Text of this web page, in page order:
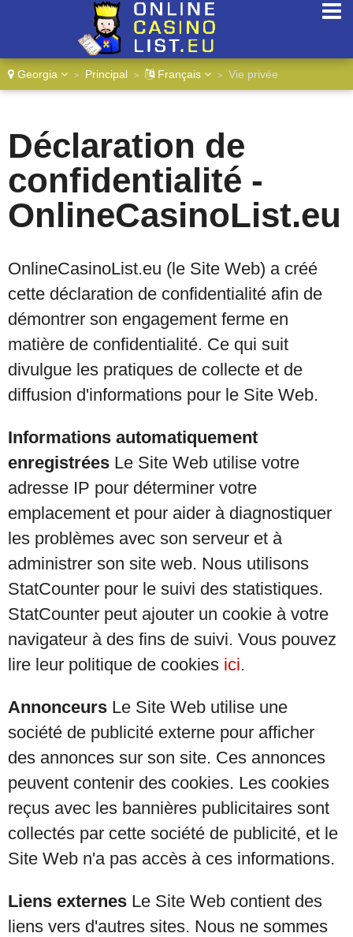
Georgia > Principal > Français > Vie privée
Déclaration de
confidentialité -
OnlineCasinoList.eu
OnlineCasinoList.eu (le Site Web) a créé
cette déclaration de confidentialité afin de
démontrer son engagement ferme en
matière de confidentialité. Ce qui suit
divulgue les pratiques de collecte et de
diffusion d'informations pour le Site Web.
Informations automatiquement
enregistrées Le Site Web utilise votre
adresse IP pour déterminer votre
emplacement et pour aider à diagnostiquer
les problèmes avec son serveur et à
administrer son site web. Nous utilisons
StatCounter pour le suivi des statistiques.
StatCounter peut ajouter un cookie à votre
navigateur à des fins de suivi. Vous pouvez
lire leur politique de cookies ici.
Annonceurs Le Site Web utilise une
société de publicité externe pour afficher
des annonces sur son site. Ces annonces
peuvent contenir des cookies. Les cookies
reçus avec les bannières publicitaires sont
collectés par cette société de publicité, et le
Site Web n'a pas accès à ces informations.
Liens externes Le Site Web contient des
liens vers d'autres sites. Nous ne sommes